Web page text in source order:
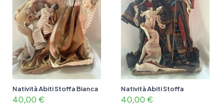
Natività Abiti Stoffa Bianca
40,00 €
Natività Abiti Stoffa
40,00 €